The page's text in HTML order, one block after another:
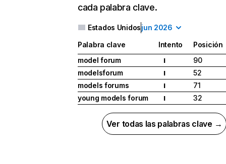
cada palabra clave.
Estados Unidosjun 2026
Palabra clave Intento
Posición
model forum
I
90
modelsforum
I
52
models forums
I
71
young models forum
I 32
Ver todas las palabras clave →